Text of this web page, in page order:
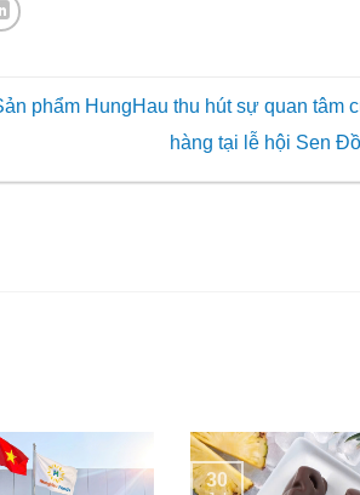
phẩm HungHau thu hút sự quan tâm
hàng tại lễ hội Sen
30